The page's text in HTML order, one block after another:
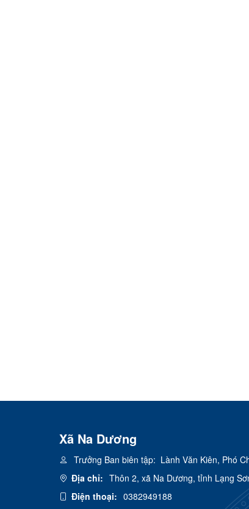
Xã Na Dương
Trưởng Ban biên tập: Lành Văn Kiên, Phó
Địa chỉ: Thôn 2, xã Na Dương, tỉnh Lạng
Điện thoại: 0382949188